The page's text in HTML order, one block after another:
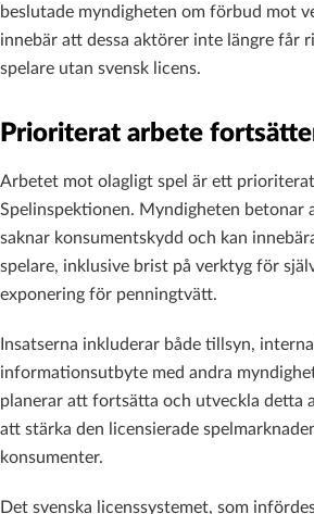
beslutade myndigheten om förbud mot
innebär att dessa aktörer inte längre får
spelare utan svensk licens.
Prioriterat arbete
Arbetet mot olagligt spel är ett
Spelinspektionen. Myndigheten betonar
saknar konsumentskydd och kan
spelare, inklusive brist på verktyg för
exponering för penningtvätt.
Insatserna inkluderar både tillsyn,
informationsutbyte med andra
planerar att fortsätta och utveckla detta
att stärka den licensierade
konsumenter.
Det svenska licenssystemet, som